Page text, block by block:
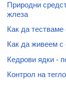
Природни
жлеза
Как да
Как да живеем с
Кедрови ядки -
Контрол на